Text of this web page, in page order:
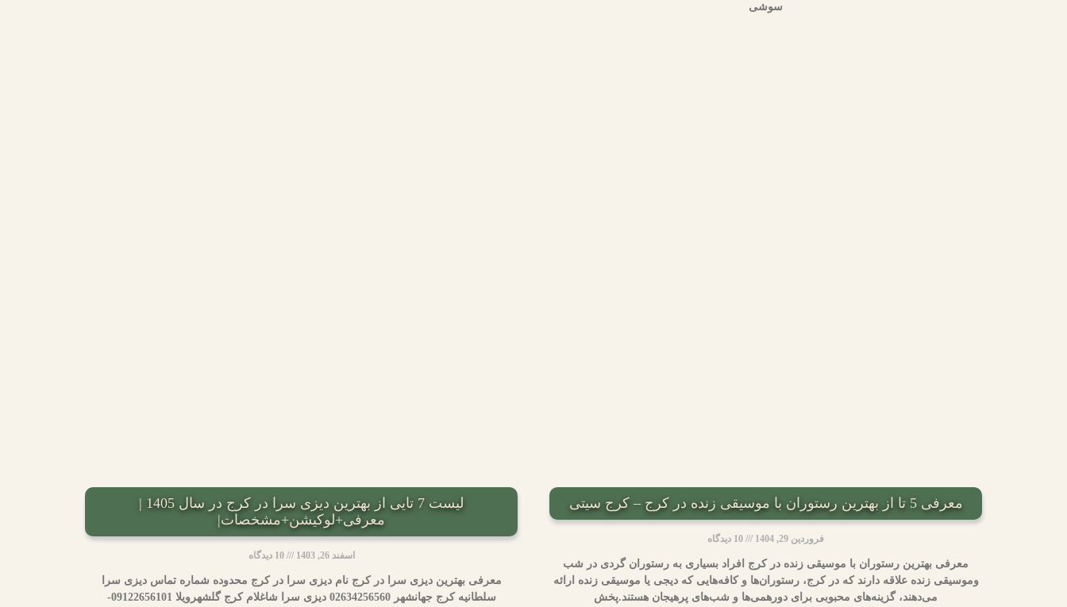
سوشی
معرفی 5 تا از بهترین رستوران با موسیقی زنده در کرج – کرج سیتی
فروردین 29, 1404
معرفی بهترین رستوران با موسیقی زنده در کرج افراد بسیاری به رستوران گردی در شب
وموسیقی زنده علاقه دارند که در کرج، رستوران‌ها و کافه‌هایی که دیجی یا موسیقی زنده ارائه
می‌دهند، گزینه‌های محبوبی برای دورهمی‌ها و شب‌های پرهیجان هستند.پخش
لیست 7 تایی از بهترین دیزی سرا در کرج در سال 1405 |
معرفی+لوکیشن+مشخصات|
اسفند 26, 1403 10 دیدگاه
معرفی بهترین دیزی سرا در کرج نام دیزی سرا در کرج محدوده شماره تماس دیزی سرا
سلطانیه کرج جهانشهر 02634256560 دیزی سرا شاغلام کرج گلشهرویلا 09122656101-